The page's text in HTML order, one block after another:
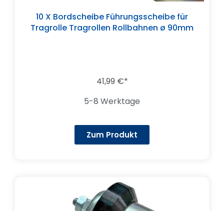
10 X Bordscheibe Führungsscheibe für
Tragrolle Tragrollen Rollbahnen ø 90mm
41,99 €
5-8 Werktage
Zum Produkt